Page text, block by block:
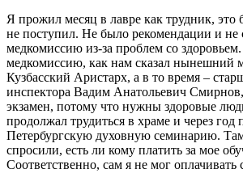
Я прожил месяц в лавре как трудник, это
не поступил. Не было рекомендации и не
медкомиссию из-за проблем со
медкомиссию, как нам сказал нынешний
Кузбасский Аристарх, а в то время –
инспектора Вадим Анатольевич
экзамен, потому что нужны здоровые
продолжал трудиться в храме и через год
Петербургскую духовную семинарию.
спросили, есть ли кому платить за мое
Соответственно, сам я не мог оплачивать